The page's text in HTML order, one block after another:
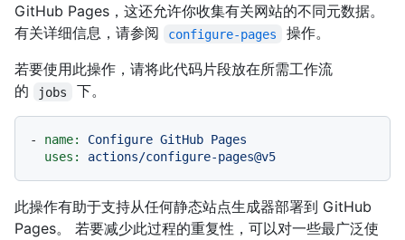
GitHub Pages，这还允许你收集有关网站的不同元数据。
有关详细信息，请参阅
configure-pages
操作。
若要使用此操作，请将此代码片段放在所需工作流
的
jobs 下。
- name: Configure GitHub Pages
uses:
actions/configure-pages@v5
此操作有助于支持从任何静态站点生成器部署到 GitHub
Pages。 若要减少此过程的重复性，可以对一些最广泛使